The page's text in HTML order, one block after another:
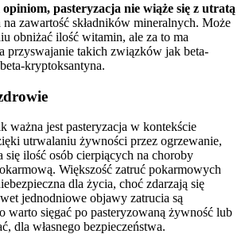
pasteryzacja nie wiąże się z utratą
zawartość składników mineralnych. Może
obniżać ilość witamin, ale za to ma
przyswajanie takich związków jak beta-
kryptoksantyna.
ważna jest pasteryzacja w kontekście
utrwalaniu żywności przez ogrzewanie,
się ilość osób cierpiących na choroby
Większość zatruć pokarmowych
dla życia, choć zdarzają się
jednodniowe objawy zatrucia są
warto sięgać po pasteryzowaną żywność lub
dla własnego bezpieczeństwa.